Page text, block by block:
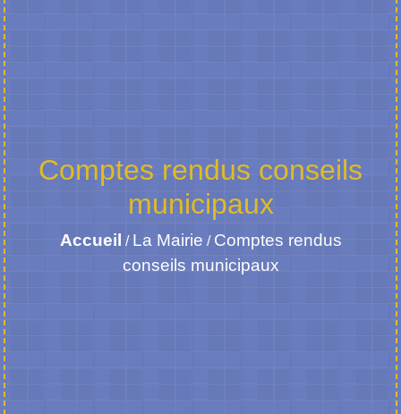
Comptes rendus conseils
municipaux
Accueil / La Mairie / Comptes rendus
conseils municipaux